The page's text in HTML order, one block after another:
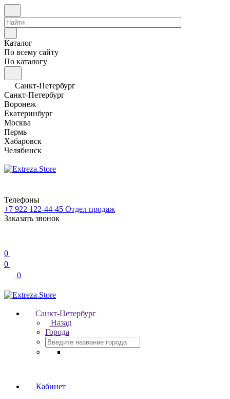
Каталог
По всему сайту
По каталогу
Санкт-Петербург
Санкт-Петербург
Воронеж
Екатеринбург
Москва
Пермь
Хабаровск
Челябинск
Телефоны
+7 922 122-44-45 Отдел продаж
Заказать звонок
0
0
0
Санкт-Петербург
Назад
Города
Кабинет